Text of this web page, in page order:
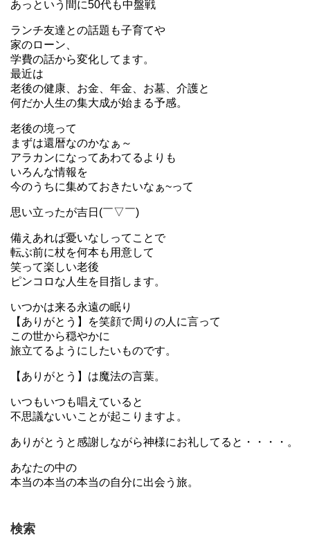
あっという間に50代も中盤戦
ランチ友達との話題も子育てや
家のローン、
学費の話から変化してます。
最近は
老後の健康、お金、年金、お墓、介護と
何だか人生の集大成が始まる予感。
老後の境って
まずは還暦なのかなぁ～
アラカンになってあわてるよりも
いろんな情報を
今のうちに集めておきたいなぁ~って
思い立ったが吉日(￣▽￣)
備えあれば憂いなしってことで
転ぶ前に杖を何本も用意して
笑って楽しい老後
ピンコロな人生を目指します。
いつかは来る永遠の眠り
【ありがとう】を笑顔で周りの人に言って
この世から穏やかに
旅立てるようにしたいものです。
【ありがとう】は魔法の言葉。
いつもいつも唱えていると
不思議ないいことが起こりますよ。
ありがとうと感謝しながら神様にお礼してると・・・・。
あなたの中の
本当の本当の本当の自分に出会う旅。
検索